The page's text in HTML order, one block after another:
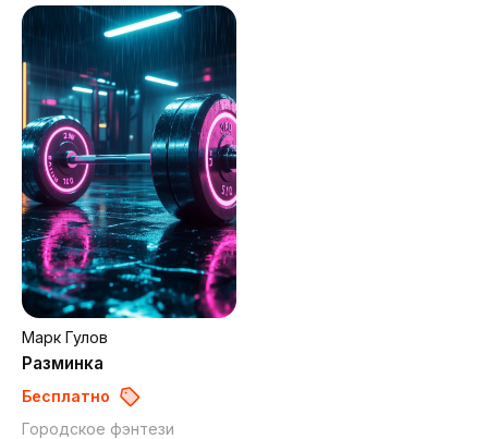
Марк Гулов
Разминка
Бесплатно
Городское фэнтези